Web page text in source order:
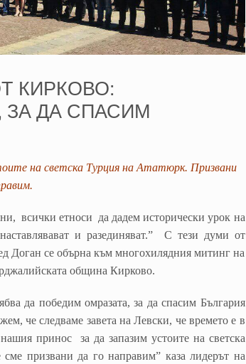
КИРКОВО:
ДА СПАСИМ
на светска Турция на Ататюрк. Призвани
всички етноси да дадем исторически урок на
и разединяват.” С тези думи от
Доган се обърна към многохилядния митинг на
община Кирково.
да победим омразата, за да спасим България
че следваме завета на Левски, че времето е в
принос за да запазим устоите на светска
призвани да го направим” каза лидерът на